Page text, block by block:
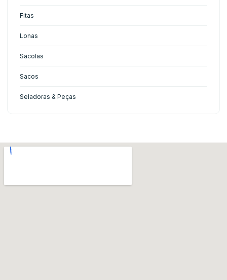
Fitas
Lonas
Sacolas
Sacos
Seladoras & Peças